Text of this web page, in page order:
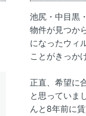
池尻・中目黒
物件が見つか
になったウィ
ことがきっか
正直、希望に
と思っていま
んと8年前に